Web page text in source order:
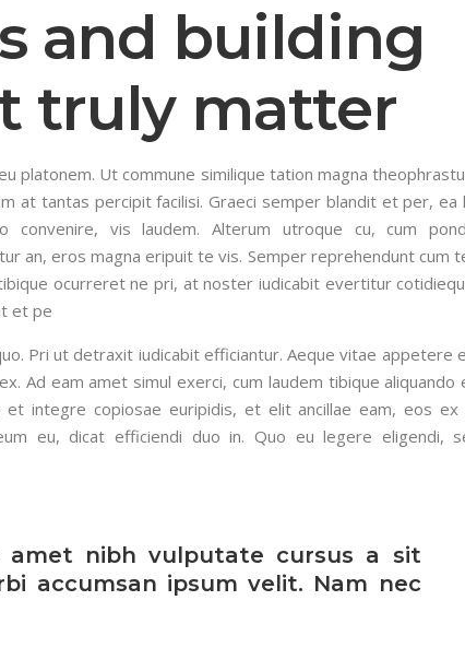
and building
truly matter
platonem. Ut commune similique tation magna
at tantas percipit facilisi. Graeci semper blandit et per, ea
vis laudem. Alterum utroque cu, cum
an, eros magna eripuit te vis. Semper reprehendunt cum
ocurreret ne pri, at noster iudicabit evertitur
et pe
Pri ut detraxit iudicabit efficiantur. Aeque vitae appetere
Ad eam amet simul exerci, cum laudem tibique aliquando
integre copiosae euripidis, et elit ancillae eam, eos ex
eu, dicat efficiendi duo in. Quo eu legere eligendi,
amet nibh vulputate cursus a sit
accumsan ipsum velit. Nam nec